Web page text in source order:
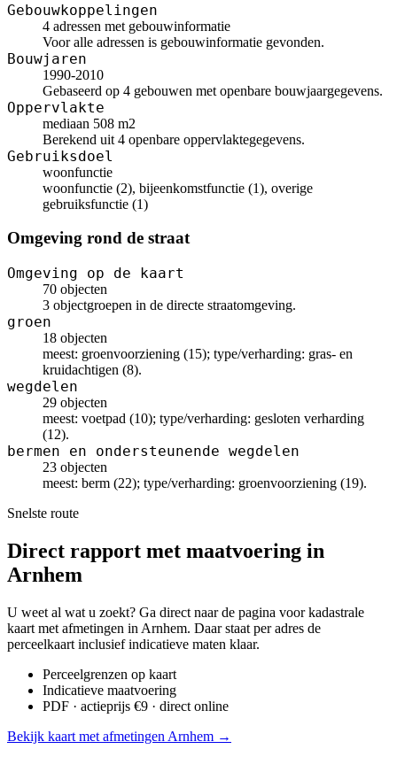
Gebouwkoppelingen
4 adressen met gebouwinformatie
Voor alle adressen is gebouwinformatie gevonden.
Bouwjaren
1990-2010
Gebaseerd op 4 gebouwen met openbare bouwjaargegevens.
Oppervlakte
mediaan 508 m2
Berekend uit 4 openbare oppervlaktegegevens.
Gebruiksdoel
woonfunctie
woonfunctie (2), bijeenkomstfunctie (1), overige
gebruiksfunctie (1)
Omgeving rond de straat
Omgeving op de kaart
70 objecten
3 objectgroepen in de directe straatomgeving.
groen
18 objecten
meest: groenvoorziening (15); type/verharding: gras- en
kruidachtigen (8).
wegdelen
29 objecten
meest: voetpad (10); type/verharding: gesloten verharding
(12).
bermen en ondersteunende wegdelen
23 objecten
meest: berm (22); type/verharding: groenvoorziening (19).
Snelste route
Direct rapport met maatvoering in
Arnhem
U weet al wat u zoekt? Ga direct naar de pagina voor kadastrale
kaart met afmetingen in Arnhem. Daar staat per adres de
perceelkaart inclusief indicatieve maten klaar.
Perceelgrenzen op kaart
Indicatieve maatvoering
PDF · actieprijs €9 · direct online
Bekijk kaart met afmetingen Arnhem →